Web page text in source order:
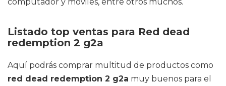
Listado top ventas para Red dead
redemption 2 g2a
Aquí podrás comprar multitud de productos como
red dead redemption 2 g2a muy buenos para el